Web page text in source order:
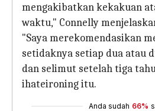
mengakibatkan kekakuan
waktu," Connelly
"Saya merekomendasikan
setidaknya setiap dua atau
dan selimut setelah tiga
ihateironing itu.
Anda sudah 66%